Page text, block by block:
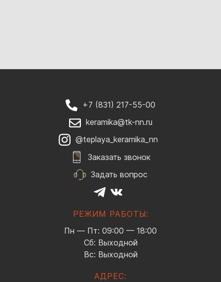
+7 (831) 217-55-00
keramika@tk-nn.ru
@teplaya_keramika_nn
Заказать звонок
Задать вопрос
РЕЖИМ РАБОТЫ:
Пн — Пт: 09:00 — 18:00
Сб: Выходной
Вс: Выходной
АДРЕС: